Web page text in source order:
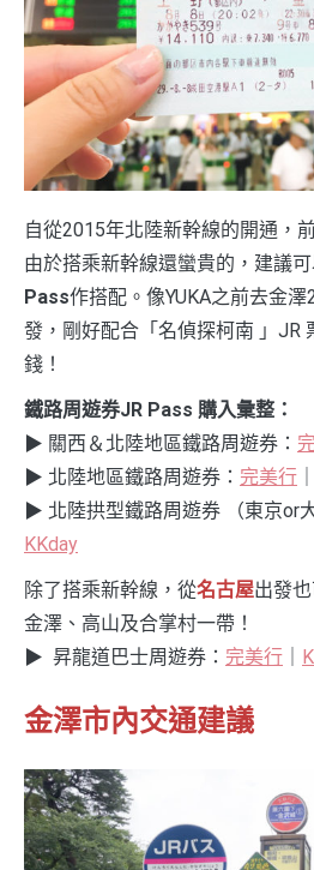
自從2015年北陸新幹線的開通，
由於搭乘新幹線還蠻貴的，建議
Pass作搭配。像YUKA之前去金
發，剛好配合「名偵探柯南 」JR
錢！
鐵路周遊券JR Pass 購入彙整：
▶︎ 關西＆北陸地區鐵路周遊券：
▶︎ 北陸地區鐵路周遊券： 完美行
▶︎ 北陸拱型鐵路周遊券 （東京or
KKday
除了搭乘新幹線，從名古屋出發
金澤、高山及合掌村一帶！
▶︎ 昇龍道巴士周遊券： 完美行
金澤市內交通建議